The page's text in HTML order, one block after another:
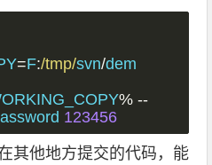
=F:/tmp/svn/dem
% --
123456
其他地方提交的代码，能